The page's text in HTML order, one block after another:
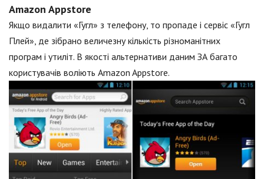
Amazon Appstore
Якщо видалити «Гугл» з телефону, то пропаде і сервіс «Гугл
Плей», де зібрано величезну кількість різноманітних
програм і утиліт. В якості альтернативи даним ЗА багато
користувачів воліють Amazon Appstore.